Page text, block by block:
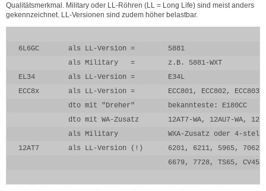
Qualitätsmerkmal. Military oder LL-Röhren (LL = Long Life) sind meist anders
gekennzeichnet. LL-Versionen sind zudem höher belastbar.
6L6GC       als LL-Version =        5881
            als Military   =        z.B. 5881-WXT
EL34        als LL-Version =        E34L
ECC8x       als LL-Version =        ECC801, ECC802, ECC803
            dto mit "Dreher"        bekannteste: E180CC
dto mit WA-Zusatz       12AT7-WA, 12AU7-WA,
als Military            WXA-Zusatz oder 4-
12AT7       als LL-Version (!)      6201, 6211, 5965, 7062,
                                    6679, 7728, TS65, CV455